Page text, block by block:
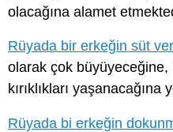
olacağına alamet
Rüyada bir erkeğin süt
olarak çok büyüyeceğine,
kırıklıkları yaşanacağına
Rüyada bi erkeğin